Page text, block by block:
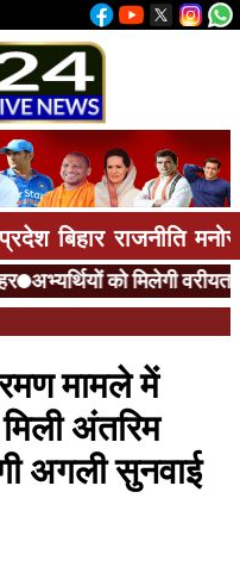
बिहार राजनीति
अभ्यर्थियों को मिलेगी वरीयता
मामले में
अंतरिम
अगली सुनवाई